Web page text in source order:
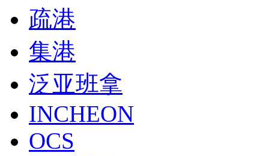
疏港
集港
泛亚班拿
INCHEON
OCS